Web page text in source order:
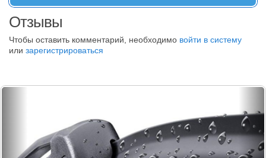
Отзывы
Чтобы оставить комментарий, необходимо войти в систему
или зарегистрироваться